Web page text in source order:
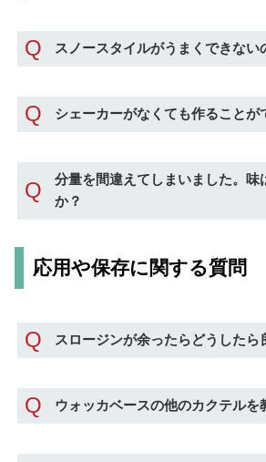
Q スノースタイルがうまくできな
Q シェーカーがなくても作ることが
Q
分量を間違えてしまいました。味
か？
応用や保存に関する質問
Q スロージンが余ったらどうしたら
Q ウォッカベースの他のカクテルを